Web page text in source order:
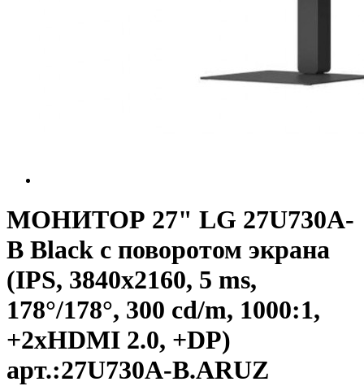
МОНИТОР 27" LG 27U730A-
B Black с поворотом экрана
(IPS, 3840x2160, 5 ms,
178°/178°, 300 cd/m, 1000:1,
+2хHDMI 2.0, +DP)
арт.:27U730A-B.ARUZ